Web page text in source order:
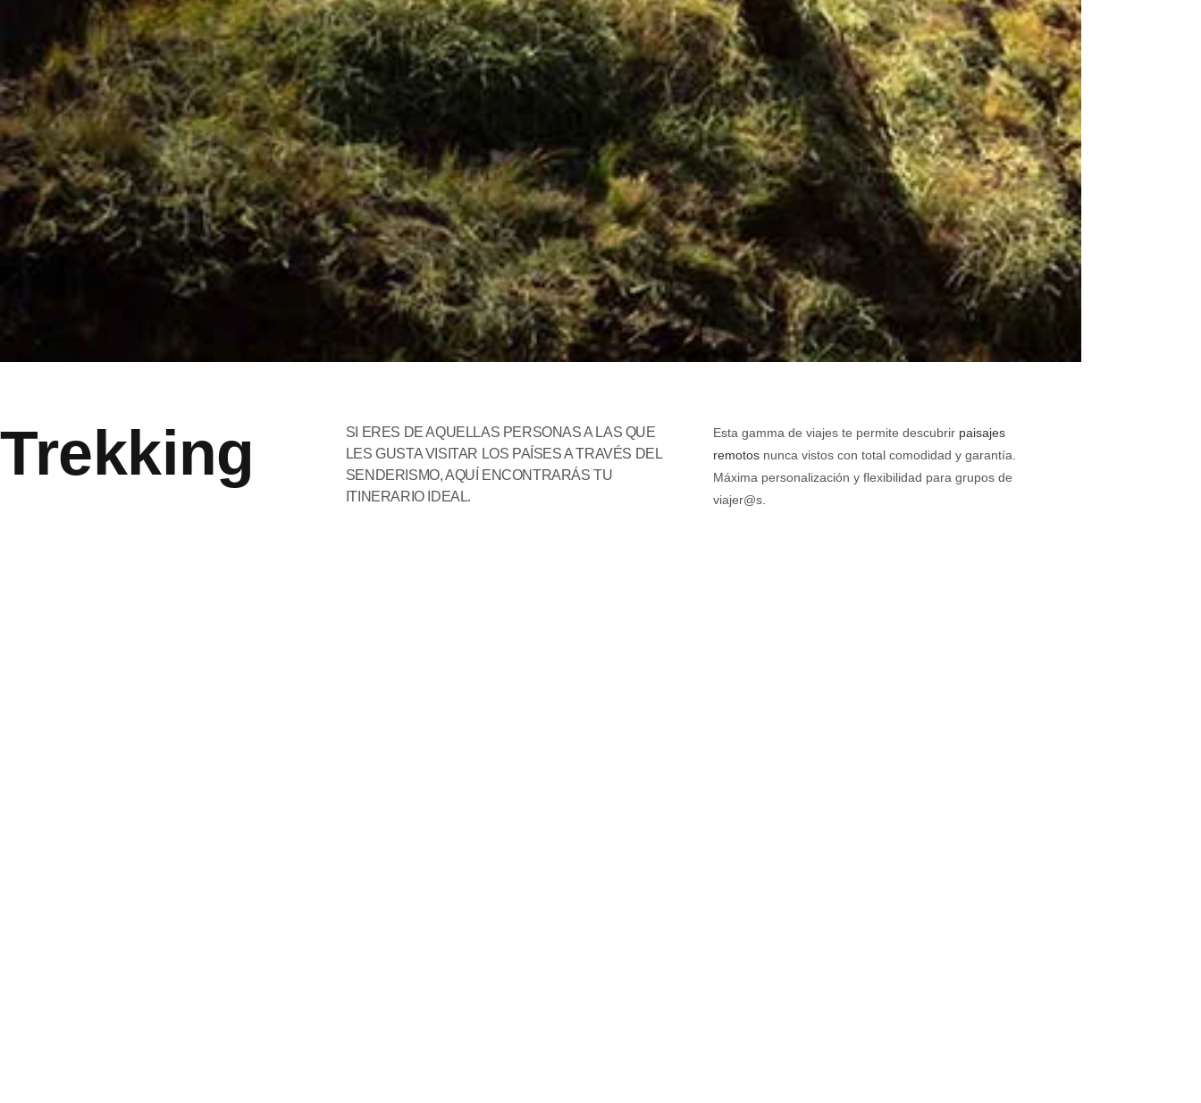
Trekking
SI ERES DE AQUELLAS PERSONAS A LAS QUE
LES GUSTA VISITAR LOS PAÍSES A TRAVÉS DEL
SENDERISMO, AQUÍ ENCONTRARÁS TU
ITINERARIO IDEAL.
Esta gamma de viajes te permite descubrir paisajes
remotos nunca vistos con total comodidad y garantía.
Máxima personalización y flexibilidad para grupos de
viajer@s.